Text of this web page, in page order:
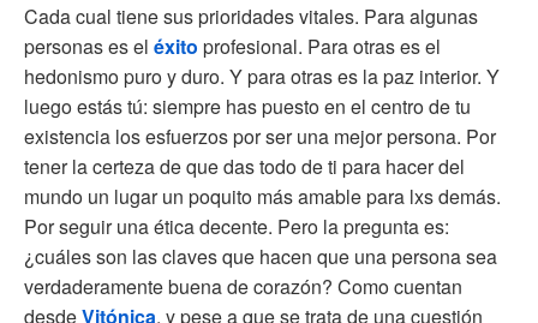
Cada cual tiene sus prioridades vitales. Para algunas
personas es el éxito profesional. Para otras es el
hedonismo puro y duro. Y para otras es la paz interior. Y
luego estás tú: siempre has puesto en el centro de tu
existencia los esfuerzos por ser una mejor persona. Por
tener la certeza de que das todo de ti para hacer del
mundo un lugar un poquito más amable para lxs demás.
Por seguir una ética decente. Pero la pregunta es:
¿cuáles son las claves que hacen que una persona sea
verdaderamente buena de corazón? Como cuentan
desdeVitónica, y pese a que se trata de una cuestión